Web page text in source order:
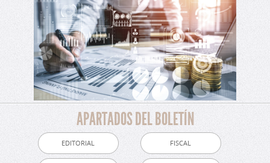
APARTADOS DEL BOLETÍN
EDITORIAL FISCAL